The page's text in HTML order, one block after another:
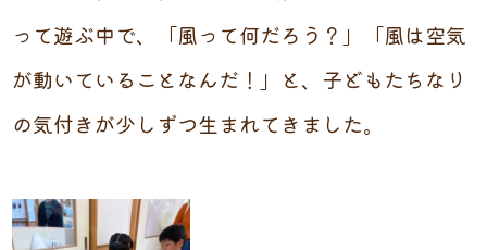
って遊ぶ中で、「風って何だろう？」「風は空気
が動いていることなんだ！」と、子どもたちなり
の気付きが少しずつ生まれてきました。